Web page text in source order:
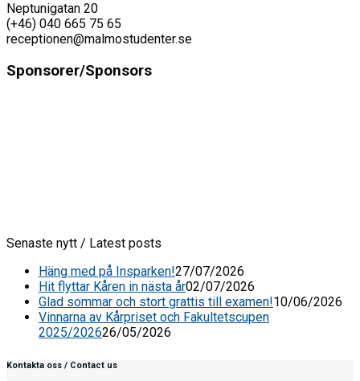
Neptunigatan 20
(+46) 040 665 75 65
receptionen@malmostudenter.se
Sponsorer/Sponsors
Senaste nytt / Latest posts
Häng med på Insparken!27/07/2026
Hit flyttar Kåren in nästa år02/07/2026
Glad sommar och stort grattis till examen!10/06/2026
Vinnarna av Kårpriset och Fakultetscupen
2025/202626/05/2026
Kontakta oss / Contact us